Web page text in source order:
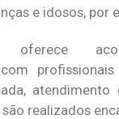
e idosos, por
com
atendimento
realizados